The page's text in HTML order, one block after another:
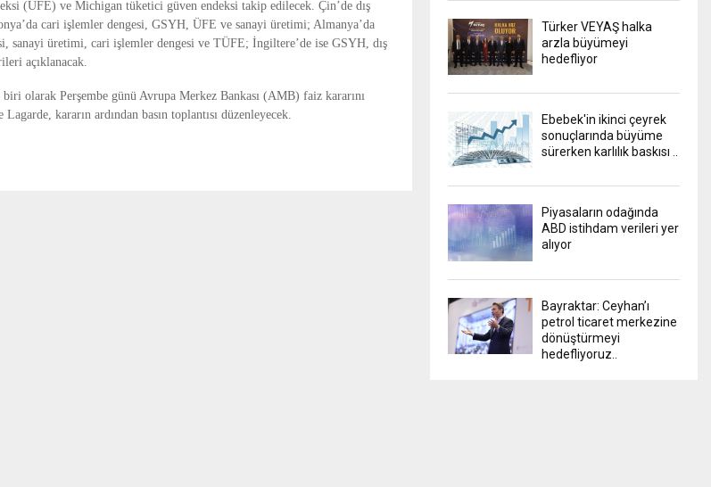
(ÜFE) ve Michigan tüketici güven endeksi takip edilecek. Çin’de dış
cari işlemler dengesi, GSYH, ÜFE ve sanayi üretimi; Almanya’da
sanayi üretimi, cari işlemler dengesi ve TÜFE; İngiltere’de ise GSYH, dış
açıklanacak.
olarak Perşembe günü Avrupa Merkez Bankası (AMB) faiz kararını
kararın ardından basın toplantısı düzenleyecek.
Türker VEYAŞ halka
arzla büyümeyi
hedefliyor
Ebebek'in ikinci çeyrek
sonuçlarında büyüme
sürerken karlılık baskısı ..
Piyasaların odağında
ABD istihdam verileri yer
alıyor
Bayraktar: Ceyhan’ı
petrol ticaret merkezine
dönüştürmeyi
hedefliyoruz..